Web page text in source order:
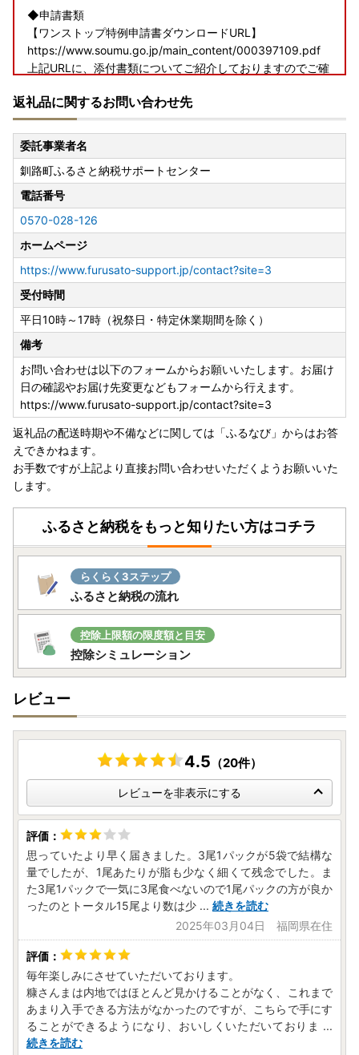
◆申請書類
【ワンストップ特例申請書ダウンロードURL】
https://www.soumu.go.jp/main_content/000397109.pdf
上記URLに、添付書類についてご紹介しておりますのでご確
(外部サイトへ遷移します。個人情報の保護は遷移先サイト
の方針に従います。)
◆送付先
〒088-0692
北海道釧路郡釧路町別保1丁目1番地
釧路町役場ふるさと納税推進室
返礼品に関するお問い合わせ先
委託事業者名
釧路町ふるさと納税サポートセンター
電話番号
0570-028-126
ホームページ
https://www.furusato-support.jp/contact?site=3
受付時間
平日10時～17時（祝祭日・特定休業期間を除く）
備考
お問い合わせは以下のフォームからお願いいたします。お届け
日の確認やお届け先変更などもフォームから行えます。
https://www.furusato-support.jp/contact?site=3
返礼品の配送時期や不備などに関しては「ふるなび」からはお答
えできかねます。
お手数ですが上記より直接お問い合わせいただくようお願いいた
します。
ふるさと納税をもっと知りたい方はコチラ
らくらく3ステップ
ふるさと納税の流れ
控除上限額の限度額と目安
控除シミュレーション
レビュー
4.5 （20件）
レビューを非表示にする
思っていたより早く届きました。3尾1パックが5袋で結構な
量でしたが、1尾あたりが脂も少なく細くて残念でした。ま
た3尾1パックで一気に3尾食べないので1尾パックの方が良か
ったのとトータル15尾より数は少 ... 続きを読む
2025年03月04日 福岡県在住
毎年楽しみにさせていただいております。
糠さんまは内地ではほとんど見かけることがなく、これまで
あまり入手できる方法がなかったのですが、こちらで手にす
ることができるようになり、おいしくいただいておりま ...
続きを読む